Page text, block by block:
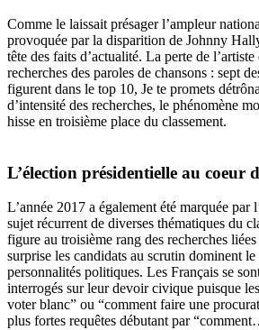
Comme le laissait présager l’ampleur
provoquée par la disparition de Johnny
tête des faits d’actualité. La perte de
recherches des paroles de chansons : sept
figurent dans le top 10, Je te promets
d’intensité des recherches, le phénomène
hisse en troisième place du classement.
L’élection présidentielle au coeur
L’année 2017 a également été marquée par
sujet récurrent de diverses thématiques du
figure au troisième rang des recherches liées
surprise les candidats au scrutin dominent le
personnalités politiques. Les Français se
interrogés sur leur devoir civique puisque
voter blanc” ou “comment faire une
plus fortes requêtes débutant par